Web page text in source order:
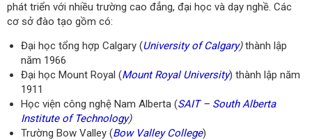
phát triển với nhiều trường cao đẳng, đại học và dạy nghề. Các
cơ sở đào tạo gồm có:
Đại học tổng hợp Calgary (University of Calgary)thành lập
năm 1966
Đại học Mount Royal (Mount Royal University) thành lập năm
1911
Học viện công nghệ Nam Alberta (SAIT – South Alberta
Institute of Technology)
Trường Bow Valley (Bow Valley College)